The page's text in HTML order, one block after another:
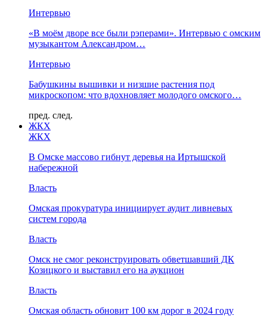
Интервью
«В моём дворе все были рэперами». Интервью с омским
музыкантом Александром…
Интервью
Бабушкины вышивки и низшие растения под
микроскопом: что вдохновляет молодого омского…
пред. след.
ЖКХ
ЖКХ
В Омске массово гибнут деревья на Иртышской
набережной
Власть
Омская прокуратура инициирует аудит ливневых
систем города
Власть
Омск не смог реконструировать обветшавший ДК
Козицкого и выставил его на аукцион
Власть
Омская область обновит 100 км дорог в 2024 году